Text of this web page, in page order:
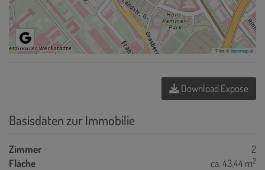
Tiles ©basemap.at
Download Expose
Basisdaten zur Immobilie
Zimmer
2
Fläche
ca. 43,44 m2